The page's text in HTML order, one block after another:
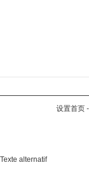
设置首页 -
Texte alternatif